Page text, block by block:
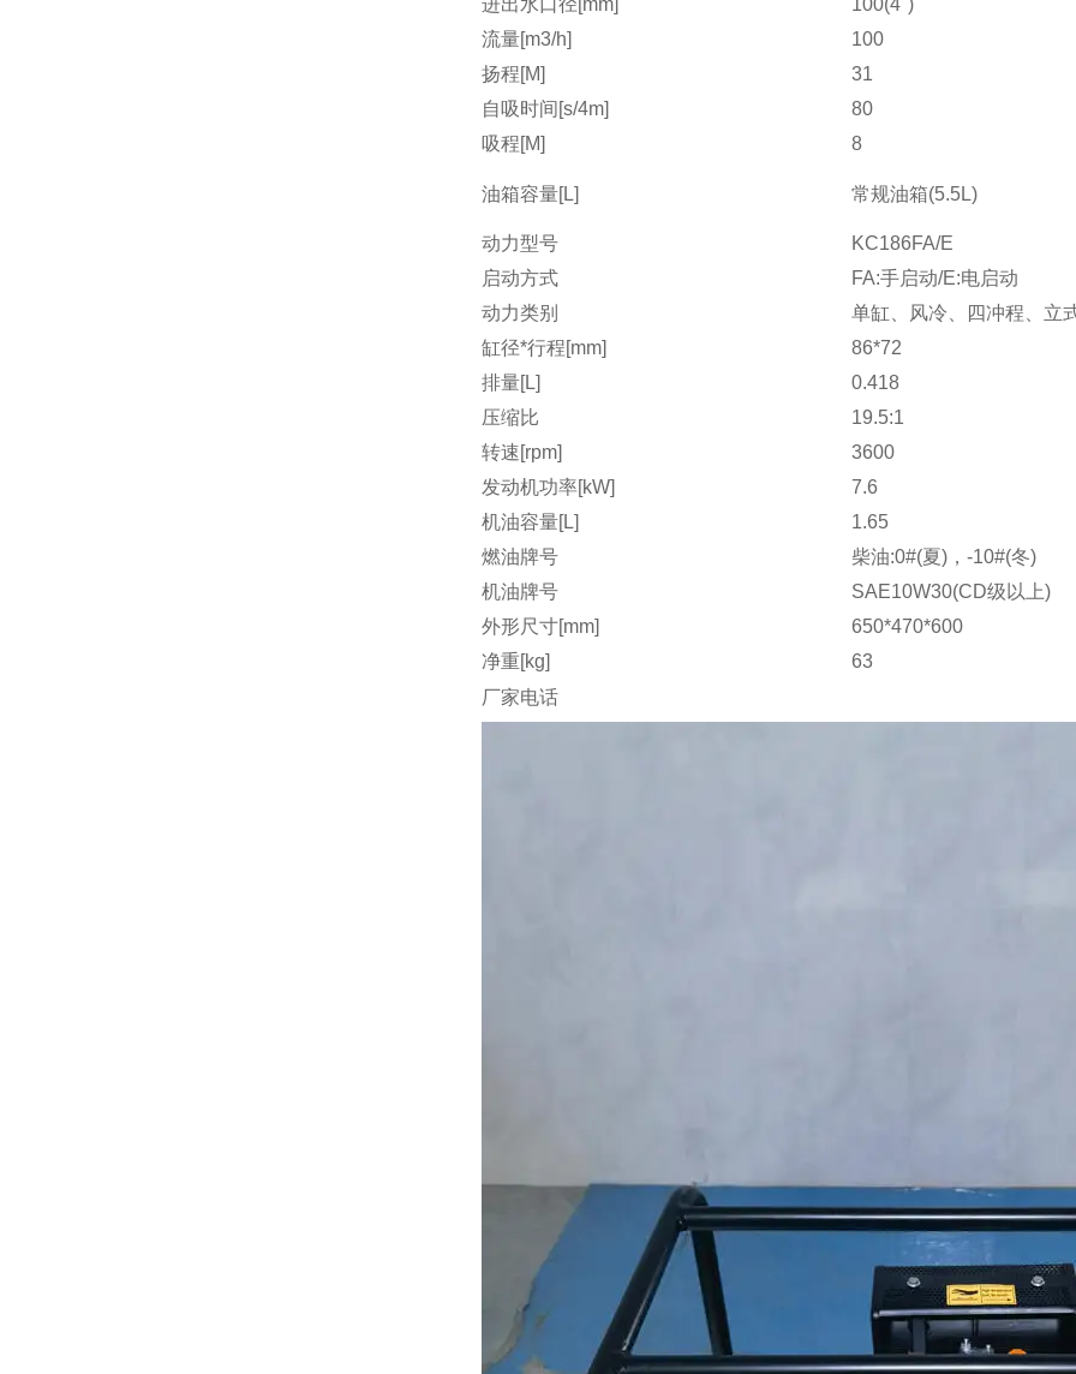
进出水口径[mm]
100(4")
流量[m3/h]
100
扬程[M]
31
自吸时间[s/4m]
80
吸程[M]
8
油箱容量[L] 常规油箱(5.5L)
动力型号
KC186FA/E
启动方式
FA:手启动/E:电启动
动力类别
单缸、风冷、四冲程、立
缸径*行程[mm]
86*72
排量[L]
0.418
压缩比
19.5:1
转速[rpm]
3600
发动机功率[kW]
7.6
机油容量[L]
1.65
燃油牌号
柴油:0#(夏)，-10#(冬)
机油牌号
SAE10W30(CD级以上)
外形尺寸[mm]
650*470*600
净重[kg]
63
厂家电话